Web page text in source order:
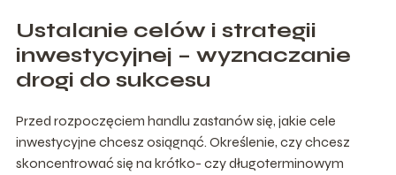
Ustalanie celów i strategii
inwestycyjnej – wyznaczanie
drogi do sukcesu
Przed rozpoczęciem handlu zastanów się, jakie cele
inwestycyjne chcesz osiągnąć. Określenie, czy chcesz
skoncentrować się na krótko- czy długoterminowym